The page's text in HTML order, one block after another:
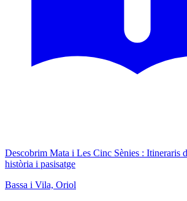
Descobrim Mata i Les Cinc Sènies : Itineraris
història i pasisatge
Bassa i Vila, Oriol